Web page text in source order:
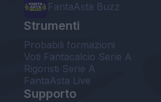
FantaAsta Buzz
Strumenti
Probabili formazioni
Voti Fantacalcio Serie A
Rigoristi Serie A
FantaAsta Live
Supporto